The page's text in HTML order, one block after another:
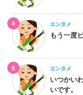
4 エンタメ
もう一度
5 エンタメ
いつかい
いです。